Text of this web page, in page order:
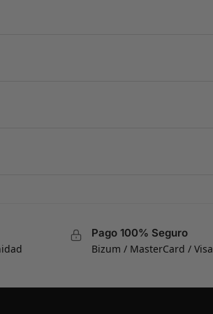
Pago 100% Seguro
Bizum / MasterCard / Visa